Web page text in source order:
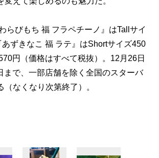
らびもち 福 フラペチーノ』はTallサイ
ずきなこ 福 ラテ』はShortサイズ450
円（価格はすべて税抜）。12月26日
まで、一部店舗を除く全国のスターバ
（なくなり次第終了）。